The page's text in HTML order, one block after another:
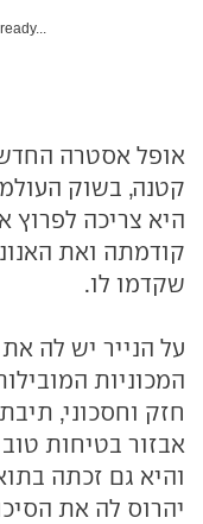
אופל אסטרה
קטנה, בשוק
היא צריכה לפרוץ
קודמתה ואת
שקדמו לו.
על הנייר יש לה
המכוניות
חזק וחסכוני,
אבזור בטיחות
והיא גם זכתה
יהרוס לה את